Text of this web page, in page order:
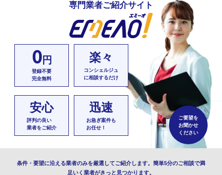
専門業者ご紹介サイト
0円
登録不要
完全無料
楽々
コンシェルジュ
に相談するだけ
安心
評判の良い
業者をご紹介
迅速
お急ぎ案件も
お任せ！
ご要望を
お聞かせ
ください
条件・要望に沿える業者のみを厳選してご紹介します。簡単5分のご相談で満
足いく業者がきっと見つかります。